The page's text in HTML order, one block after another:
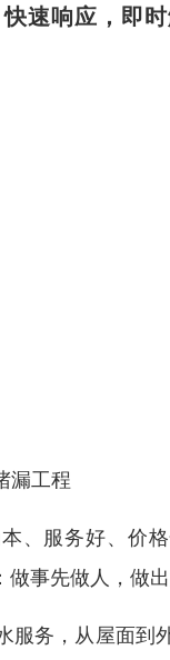
速响应，即
漏工程
、服务好、价
事先做人，做出
务，从屋面到